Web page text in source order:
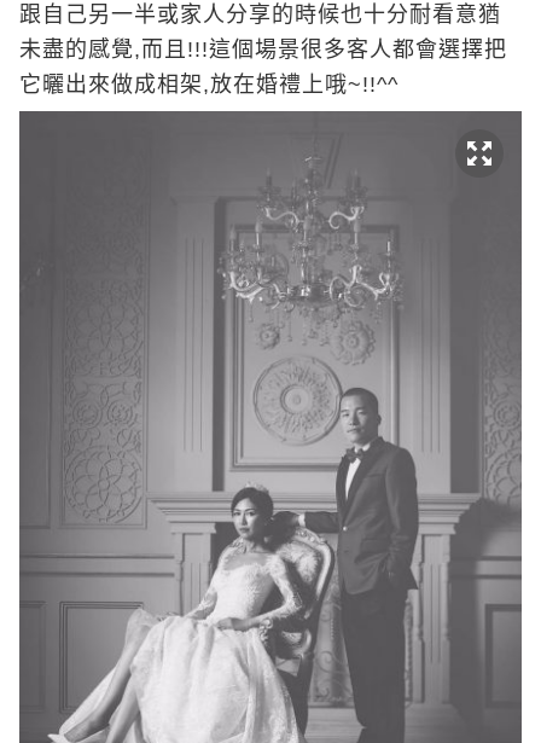
跟自己另一半或家人分享的時候也十分耐看意猶
未盡的感覺,而且!!!這個場景很多客人都會選擇把
它曬出來做成相架,放在婚禮上哦~!!^^